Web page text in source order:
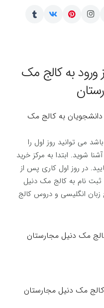
به کالج مک
به کالج مک
می توانید روز اول را
شوید. ابتدا به مرکز خرید
در روز اول کاری پس از
ثبت نام به کالج مک دنیل
انگلیسی و دروس کالج
مک دنیل مجارستان
مک دنیل مجارستان